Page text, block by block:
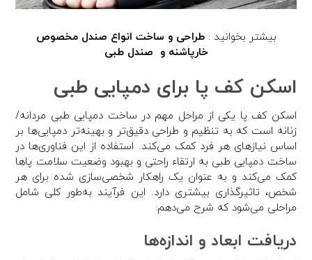
بیشتر بخوانید :طراحی و ساخت انواع صندل مخصوص
خارپاشنه و صندل طبی
اسکن کف پا برای دمپایی طبی
اسکن کف پا یکی از مراحل مهم در ساخت دمپایی طبی مردانه/
زنانه است که به تنظیم و طراحی دقیق‌تر و بهینه‌تر دمپایی‌ها بر
اساس نیازهای هر فرد کمک می‌کند. استفاده از این فناوری‌ها در
ساخت دمپایی طبی به ارتقاء راحتی و بهبود وضعیت سلامت پاها
کمک می‌کند و به عنوان یک راهکار شخصی‌سازی شده برای هر
شخص، تاثیرگذاری بیشتری دارد. این فرآیند به‌طور کلی شامل
مراحلی می‌شود که شرح می‌دهم:
دریافت ابعاد و اندازه‌ها